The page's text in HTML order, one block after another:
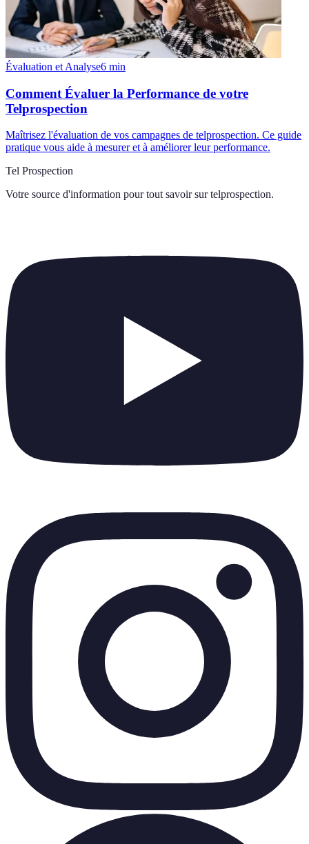
Évaluation et Analyse6 min
Comment Évaluer la Performance de votre
Telprospection
Maîtrisez l'évaluation de vos campagnes de telprospection. Ce guide
pratique vous aide à mesurer et à améliorer leur performance.
Tel Prospection
Votre source d'information pour tout savoir sur telprospection.